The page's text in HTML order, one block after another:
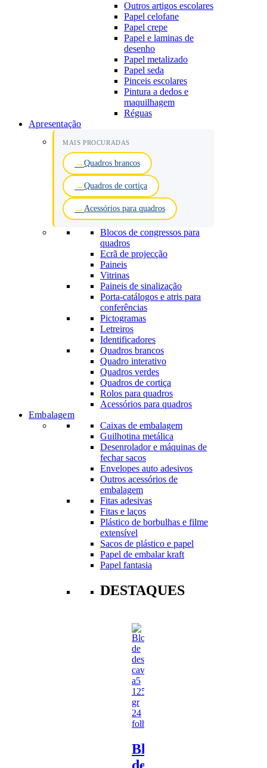
Outros artigos escolares
Papel celofane
Papel crepe
Papel e laminas de
desenho
Papel metalizado
Papel seda
Pinceis escolares
Pintura a dedos e
maquilhagem
Réguas
Apresentação
MAIS PROCURADAS
Quadros brancos
Quadros de cortiça
Acessórios para quadros
Blocos de congressos para
quadros
Ecrã de projecção
Paineis
Vitrinas
Paineis de sinalização
Porta-catálogos e atris para
conferências
Pictogramas
Letreiros
Identificadores
Quadros brancos
Quadro interativo
Quadros verdes
Quadros de cortiça
Rolos para quadros
Acessórios para quadros
Embalagem
Caixas de embalagem
Guilhotina metálica
Desenrolador e máquinas de
fechar sacos
Envelopes auto adesivos
Outros acessórios de
embalagem
Fitas adesivas
Fitas e laços
Plástico de borbulhas e filme
extensível
Sacos de plástico e papel
Papel de embalar kraft
Papel fantasia
DESTAQUES
Bloco
de